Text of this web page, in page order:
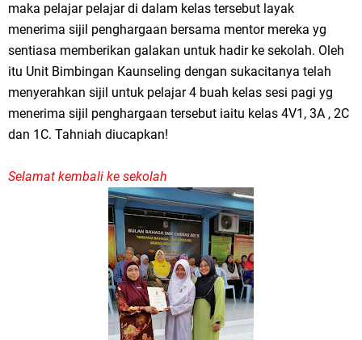
maka pelajar pelajar di dalam kelas tersebut layak
menerima sijil penghargaan bersama mentor mereka yg
sentiasa memberikan galakan untuk hadir ke sekolah. Oleh
itu Unit Bimbingan Kaunseling dengan sukacitanya telah
menyerahkan sijil untuk pelajar 4 buah kelas sesi pagi yg
menerima sijil penghargaan tersebut iaitu kelas 4V1, 3A , 2C
dan 1C. Tahniah diucapkan!
Selamat kembali ke sekolah